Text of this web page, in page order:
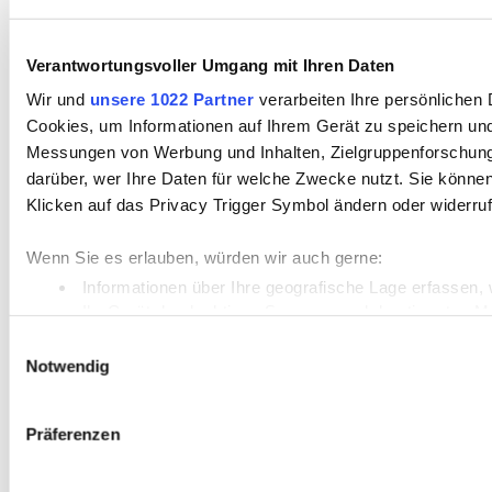
Verantwortungsvoller Umgang mit Ihren Daten
Wir und unsere 1022 Partnerverarbeiten Ihre persönlichen
Cookies, um Informationen auf Ihrem Gerät zu speichern
Messungen von Werbung und Inhalten,
darüber, wer Ihre Daten für welche Zwecke nutzt. Sie
Klicken auf das Privacy Trigger Symbol ändern oder
Wenn Sie es erlauben, würden wir auch gerne:
Informationen über Ihre geografische Lage
Ihr Gerät durch aktives Scannen nach bestimmten
Einzelheiten
Zugriffe auf unsere Website zu analysieren. Außerdem
Notwendig
Präferenzen